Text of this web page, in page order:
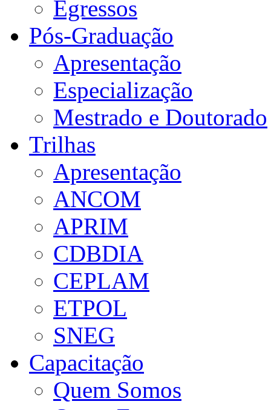
Egressos
Pós-Graduação
Apresentação
Especialização
Mestrado e Doutorado
Trilhas
Apresentação
ANCOM
APRIM
CDBDIA
CEPLAM
ETPOL
SNEG
Capacitação
Quem Somos